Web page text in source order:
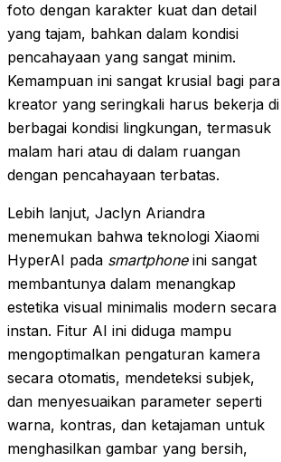
foto dengan karakter kuat dan detail
yang tajam, bahkan dalam kondisi
pencahayaan yang sangat minim.
Kemampuan ini sangat krusial bagi para
kreator yang seringkali harus bekerja di
berbagai kondisi lingkungan, termasuk
malam hari atau di dalam ruangan
dengan pencahayaan terbatas.
Lebih lanjut, Jaclyn Ariandra
menemukan bahwa teknologi Xiaomi
HyperAI pada smartphoneini sangat
membantunya dalam menangkap
estetika visual minimalis modern secara
instan. Fitur AI ini diduga mampu
mengoptimalkan pengaturan kamera
secara otomatis, mendeteksi subjek,
dan menyesuaikan parameter seperti
warna, kontras, dan ketajaman untuk
menghasilkan gambar yang bersih,